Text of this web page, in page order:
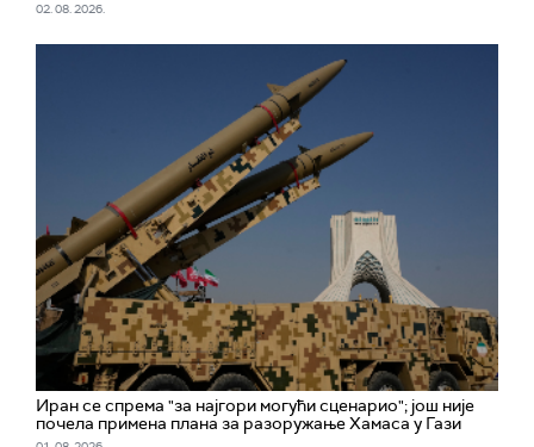
02. 08. 2026.
Иран се спрема "за најгори могући сценарио"; jош није
почела примена плана за разоружање Хамаса у Гази